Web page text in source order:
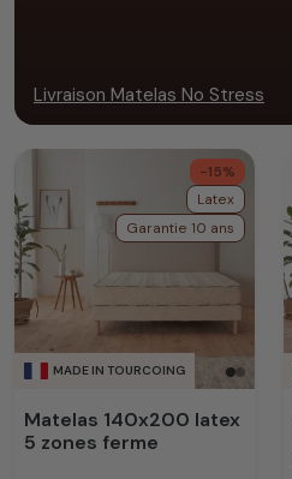
Livraison Matelas No Stress
MADE IN TOURCOING
-15%
Latex
Garantie 10 ans
Matelas 140x200 latex
5 zones ferme